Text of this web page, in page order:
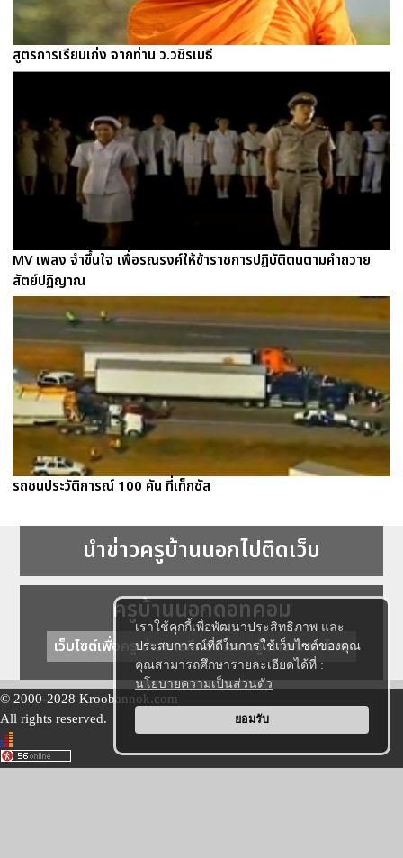
เราใช้คุกกี้เพื่อพัฒนาประสิทธิภาพ และ
ประสบการณ์ที่ดีในการใช้เว็บไซต์ของคุณ
คุณสามารถศึกษารายละเอียดได้ที่ :
นโยบายความเป็นส่วนตัว
ยอมรับ
สูตรการเรียนเก่ง จากท่าน ว.วชิรเมธี
MV เพลง จำขึ้นใจ เพื่อรณรงค์ให้ข้าราชการปฏิบัติตนตามคำถวาย
สัตย์ปฏิญาณ
รถชนประวัติการณ์ 100 คัน ที่เท็กซัส
นำข่าวครูบ้านนอกไปติดเว็บ
ครูบ้านนอกดอทคอม
เว็บไซต์เพื่อครู ข่าวการศึกษา ความรู้ การศึกษาไทย
© 2000-2028 Kroobannok.com
All rights reserved.